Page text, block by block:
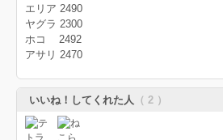
エリア 2490
ヤグラ 2300
ホコ 2492
アサリ 2470
いいね！してくれた人 （ 2 ）